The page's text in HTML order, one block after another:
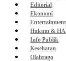
Editorial
Ekonomi
Entertainment
Hukum &
Info Publik
Kesehatan
Olahraga